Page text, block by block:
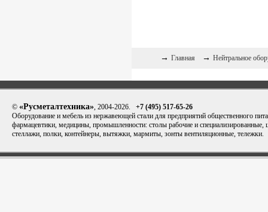
→ Главная → Нейтральное
© «Русметалтехника», 2004-2026. +7 (495) 517-65-26
Оборудование и мебель из нержавеющей стали для предприятий общественного
фармацевтики, медицины, промышленности: столы рабочие и
стеллажи, полки, контейнеры, вытяжки, мармиты, зонты вентиляционные, тележки.